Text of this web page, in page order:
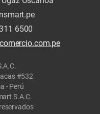
6500
#532
- Perú
S.A.C.